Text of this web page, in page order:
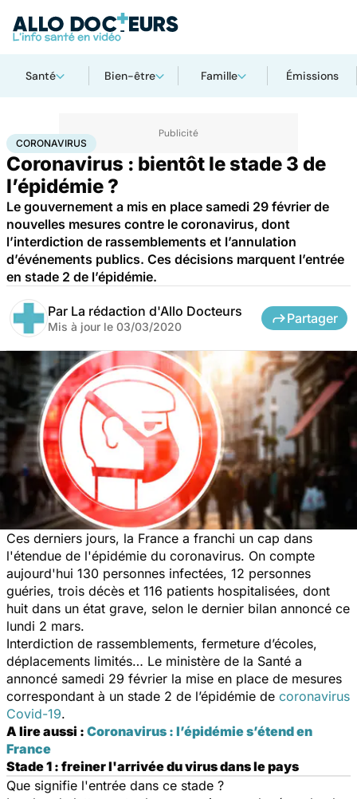
Santé Bien-être Famille Émissions
AccueilSantéMaladies Coronavirus
CORONAVIRUS
Coronavirus : bientôt le stade 3 de
l’épidémie ?
Le gouvernement a mis en place samedi 29 février de
nouvelles mesures contre le coronavirus, dont
l’interdiction de rassemblements et l’annulation
d’événements publics. Ces décisions marquent l’entrée
en stade 2 de l’épidémie.
Par La rédaction d'Allo Docteurs
Mis à jour le 03/03/2020
Partager
Ces derniers jours, la France a franchi un cap dans
l'étendue de l'épidémie du coronavirus. On compte
aujourd'hui 130 personnes infectées, 12 personnes
guéries, trois décès et 116 patients hospitalisées, dont
huit dans un état grave, selon le dernier bilan annoncé ce
lundi 2 mars.
Interdiction de rassemblements, fermeture d’écoles,
déplacements limités… Le ministère de la Santé a
annoncé samedi 29 février la mise en place de mesures
correspondant à un stade 2 de l’épidémie de coronavirus
Covid-19.
A lire aussi : Coronavirus : l’épidémie s’étend en
France
Stade 1 : freiner l'arrivée du virus dans le pays
Que signifie l'entrée dans ce stade ?